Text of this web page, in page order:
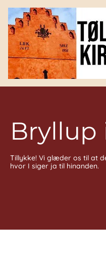
Gå til indhold
Bryllup
Tillykke! Vi glæder os til at
hvor I siger ja til hinanden.